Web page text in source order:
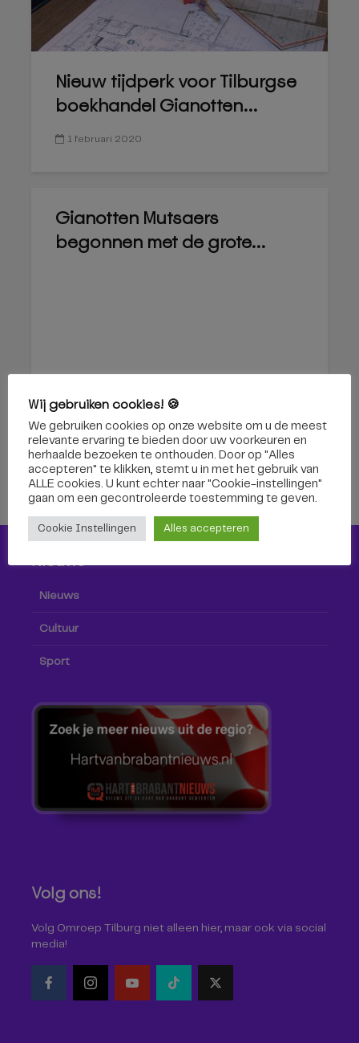
Nieuw tijdperk voor Tilburgse
boekhandel Gianotten...
1 februari 2020
Gianotten Mutsaers
begonnen met de grote...
Nieuws
Nieuws
Cultuur
Sport
Volg ons!
Volg Omroep Tilburg niet alleen hier, maar ook via social
media!
Wij gebruiken cookies! 🍪
We gebruiken cookies op onze website om u de meest
relevante ervaring te bieden door uw voorkeuren en
herhaalde bezoeken te onthouden. Door op "Alles
accepteren" te klikken, stemt u in met het gebruik van
ALLE cookies. U kunt echter naar "Cookie-instellingen"
gaan om een ​​gecontroleerde toestemming te geven.
Cookie Instellingen Alles accepteren